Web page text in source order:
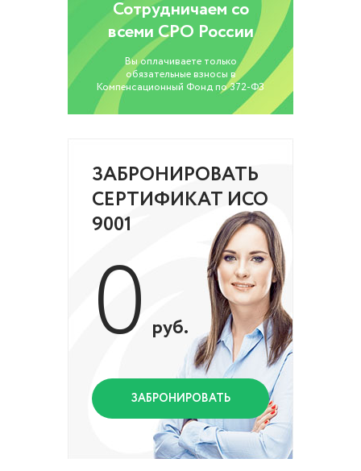
Сотрудничаем со
всеми СРО России
Вы оплачиваете только
обязательные взносы в
Компенсационный Фонд по 372-ФЗ
ЗАБРОНИРОВАТЬ
СЕРТИФИКАТ ИСО
9001
0 руб.
ЗАБРОНИРОВАТЬ